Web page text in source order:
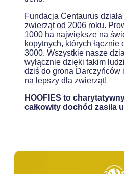
Fundacja Centaurus
zwierząt od 2006 roku.
1000 ha największe na
kopytnych, których łącznie
3000. Wszystkie nasze
wyłącznie dzięki takim
dziś do grona Darczyńców
na lepszy dla zwierząt!
HOOFIES to
całkowity dochód zasila